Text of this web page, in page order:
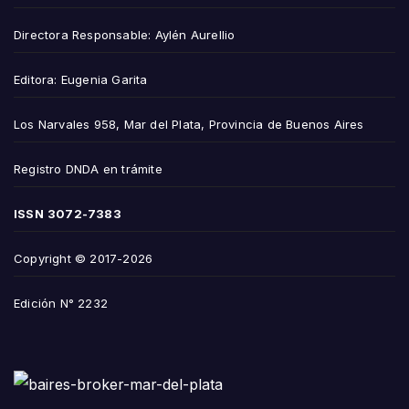
Directora Responsable: Aylén Aurellio
Editora: Eugenia Garita
Los Narvales 958, Mar del Plata, Provincia de Buenos Aires
Registro DNDA en trámite
ISSN 3072-7383
Copyright © 2017-2026
Edición N° 2232